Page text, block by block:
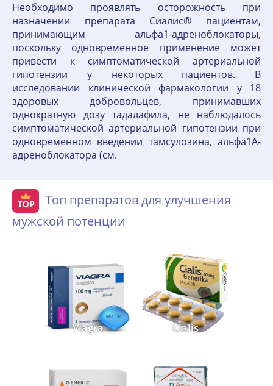
Необходимо проявлять осторожность при
назначении препарата Сиалис® пациентам,
принимающим альфа1-адреноблокаторы,
поскольку одновременное применение может
привести к симптоматической артериальной
гипотензии у некоторых пациентов. В
исследовании клинической фармакологии у 18
здоровых добровольцев, принимавших
однократную дозу тадалафила, не наблюдалось
симптоматической артериальной гипотензии при
одновременном введении тамсулозина, альфа1A-
адреноблокатора (см.
Топ препаратов для улучшения
мужской потенции
Viagra Cialis